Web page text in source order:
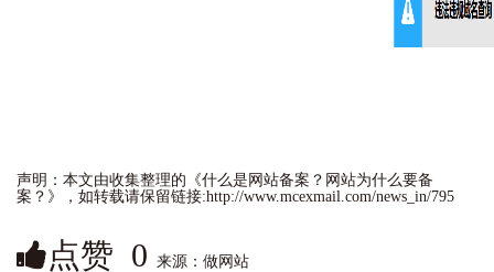
声明：本文由收集整理的《什么是网站备案？网站为什么要备
案？》，如转载请保留链接:http://www.mcexmail.com/news_in/795
点赞 0 来源：做网站